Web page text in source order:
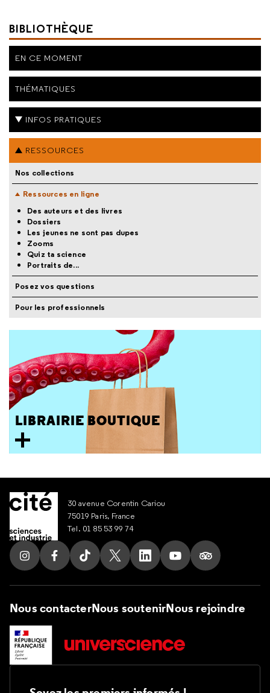
BIBLIOTHÈQUE
EN CE MOMENT
THÉMATIQUES
INFOS PRATIQUES
RESSOURCES
Nos collections
Ressources en ligne
Des auteurs et des livres
Dossiers
Les jeunes ne sont pas dupes
Zooms
Quiz ta science
Portraits de...
Posez vos questions
Pour les professionnels
LIBRAIRIE BOUTIQUE
30 avenue Corentin Cariou
75019 Paris, France
Tel. 01 85 53 99 74
Suivez nous sur Instagram
Suivez nous sur Facebook
Suivez nous sur Tik Tok
Suivez nous sur X
Suivez nous sur LinkedIn
Suivez nous sur
Suivez nous
Nous contacterNous soutenirNous rejoindre